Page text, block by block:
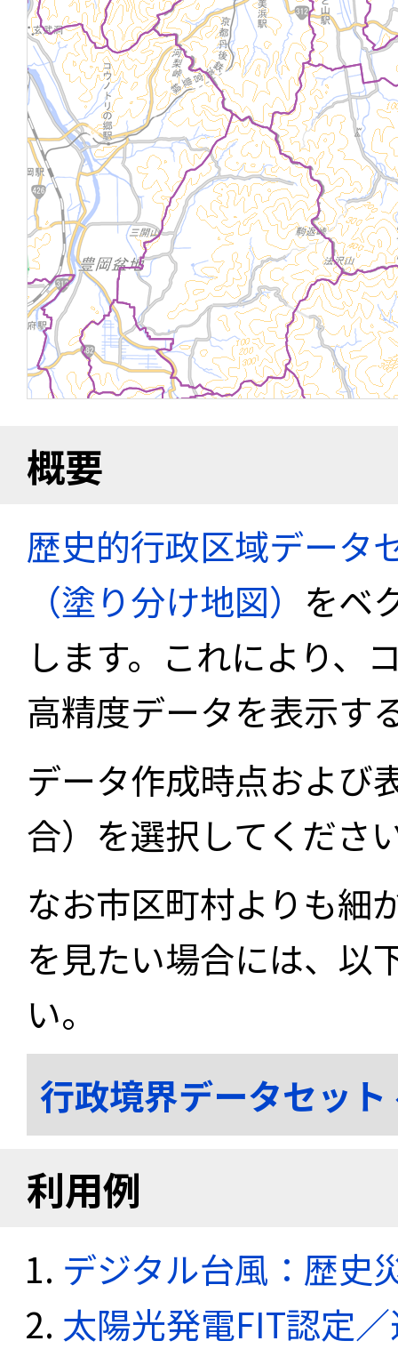
概要
歴史的行政区域データ
（塗り分け地図） をベ
します。これにより、
高精度データを表示す
データ作成時点および
合）を選択してくださ
なお市区町村よりも細
を見たい場合には、以
い。
行政境界データセッ
利用例
デジタル台風：歴史
太陽光発電FIT認定